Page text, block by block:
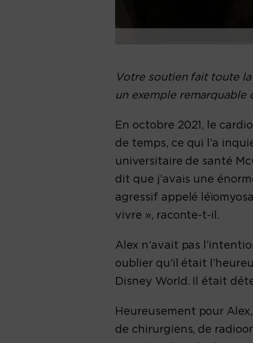
Votre soutien fait toute
un exemple remarquable
En octobre 2021, le
de temps, ce qui l’a
universitaire de santé
dit que j’avais une
agressif appelé
vivre », raconte-t-il.
Alex n’avait pas
oublier qu’il était
Disney World. Il était
Heureusement pour
de chirurgiens, de